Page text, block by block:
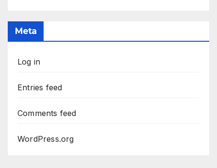
Meta
Log in
Entries feed
Comments feed
WordPress.org